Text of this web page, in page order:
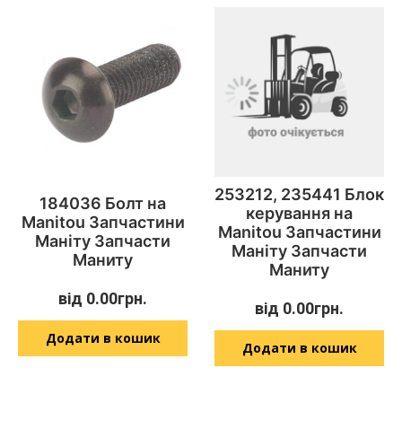
184036 Болт на
Manitou Запчастини
Маніту Запчасти
Маниту
від 0.00грн.
Додати в кошик
253212, 235441 Блок
керування на
Manitou Запчастини
Маніту Запчасти
Маниту
від 0.00грн.
Додати в кошик